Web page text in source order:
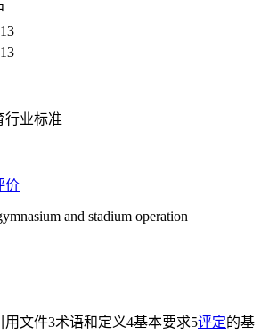
行业标准
价
and stadium operation
用文件3术语和定义4基本要求5评定的基